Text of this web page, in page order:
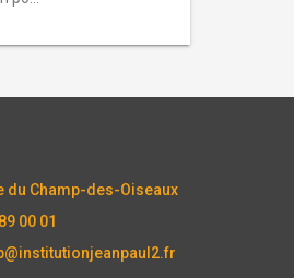
du Champ-des-Oiseaux
00 01